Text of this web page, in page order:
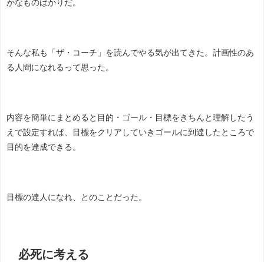
かなものばかりだ。
そんな私も「ザ・コーチ」を読んでやる気が出てきた。計画性のあ
る人間になれるって思った。
内容を簡単にまとめると目的・ゴール・目標をきちんと理解したう
えで設定すれば、目標をクリアしていきゴールに到達したところで
目的を達成できる。
目標の達人になれ、とのことだった。
必死に考える